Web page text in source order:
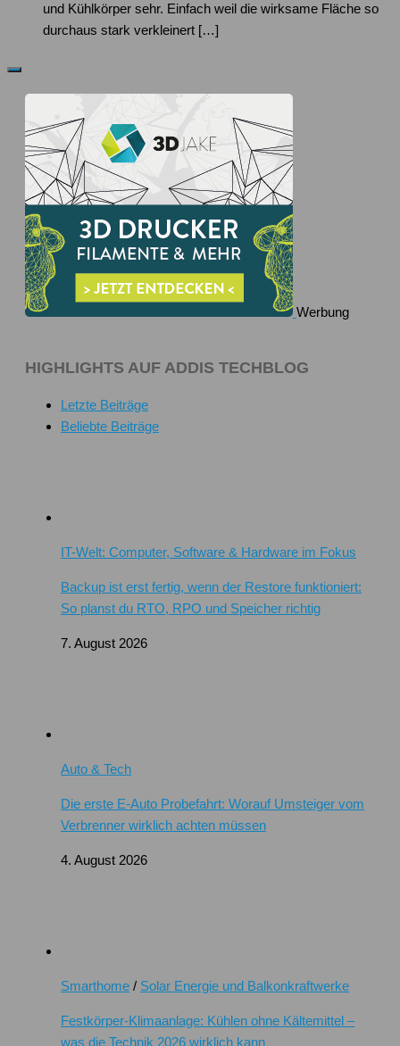
und Kühlkörper sehr. Einfach weil die wirksame Fläche so
durchaus stark verkleinert […]
Werbung
HIGHLIGHTS AUF ADDIS TECHBLOG
Letzte Beiträge
Beliebte Beiträge
IT-Welt: Computer, Software & Hardware im Fokus
Backup ist erst fertig, wenn der Restore funktioniert:
So planst du RTO, RPO und Speicher richtig
7. August 2026
Auto & Tech
Die erste E-Auto Probefahrt: Worauf Umsteiger vom
Verbrenner wirklich achten müssen
4. August 2026
Smarthome / Solar Energie und Balkonkraftwerke
Festkörper-Klimaanlage: Kühlen ohne Kältemittel –
was die Technik 2026 wirklich kann